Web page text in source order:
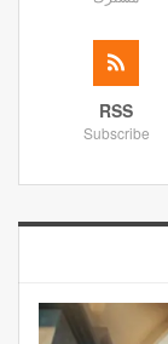
RSS
Subscribe